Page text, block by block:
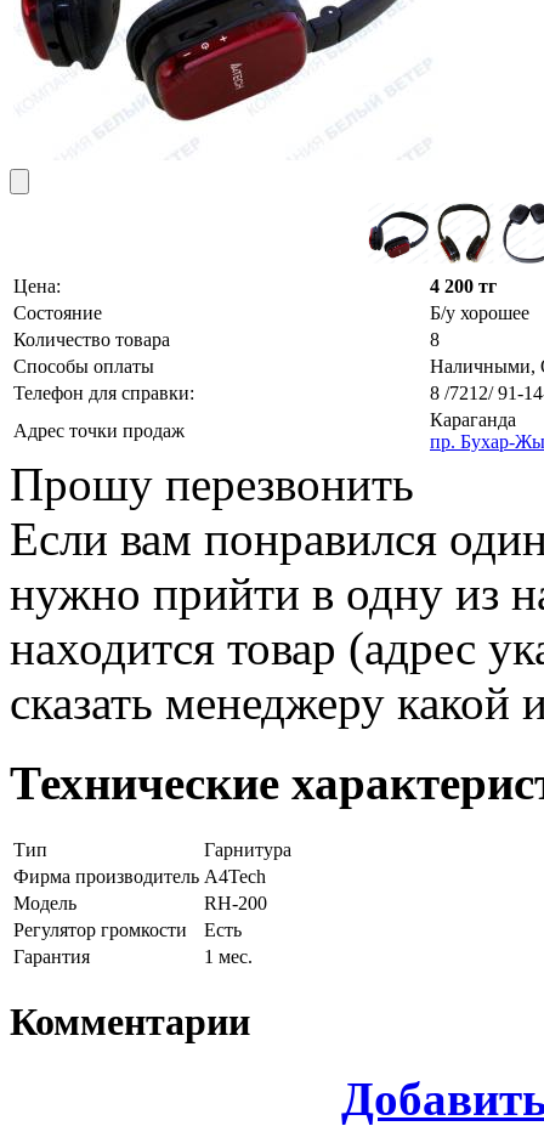
Цена:
4 200 тг
Состояние
Б/у хорошее
Количество товара
8
Способы оплаты
Наличными,
Телефон для справки:
8 /7212/ 91-
Адрес точки продаж
Караганда
пр. Бухар-
Прошу перезвонить
Если вам понравился
нужно прийти в одну из
находится товар (адрес
сказать менеджеру
Технические
Тип
Гарнитура
Фирма производитель A4Tech
Модель
RH-200
Регулятор громкости
Есть
Гарантия
1 мес.
Комментарии